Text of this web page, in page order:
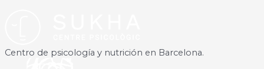
Centro de psicología y nutrición en Barcelona.